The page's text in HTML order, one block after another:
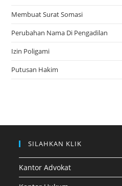
Membuat Surat Somasi
Perubahan Nama Di Pengadilan
Izin Poligami
Putusan Hakim
SILAHKAN KLIK
Kantor Advokat